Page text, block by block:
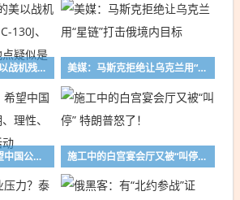
伊朗公布“被击落的美以战机残骸”：含F-15E、MC-130J、多架无人机；展示地点疑似是在大型地下掩体 美媒：马斯克拒绝让乌克兰用“星链”打击俄境内目标
中国驻泰国使馆：希望中国公民在泰期间，文明、理性、有序参与各类文体活动 施工中的白宫宴会厅又被“叫停” 特朗普怒了！